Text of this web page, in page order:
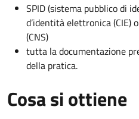
SPID (sistema pubblico di
d’identità elettronica (CIE)
(CNS)
tutta la documentazione
della pratica.
Cosa si ottiene